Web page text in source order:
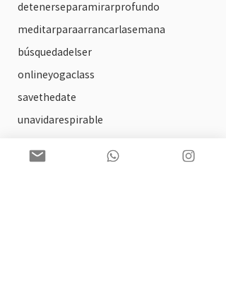
detenerseparamirarprofundo
meditarparaarrancarlasemana
búsquedadelser
onlineyogaclass
savethedate
unavidarespirable
arte